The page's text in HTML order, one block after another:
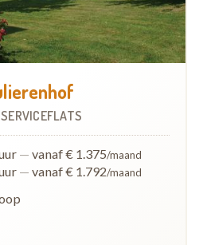
— vanaf € 1.375/maand
— vanaf € 1.792/maand